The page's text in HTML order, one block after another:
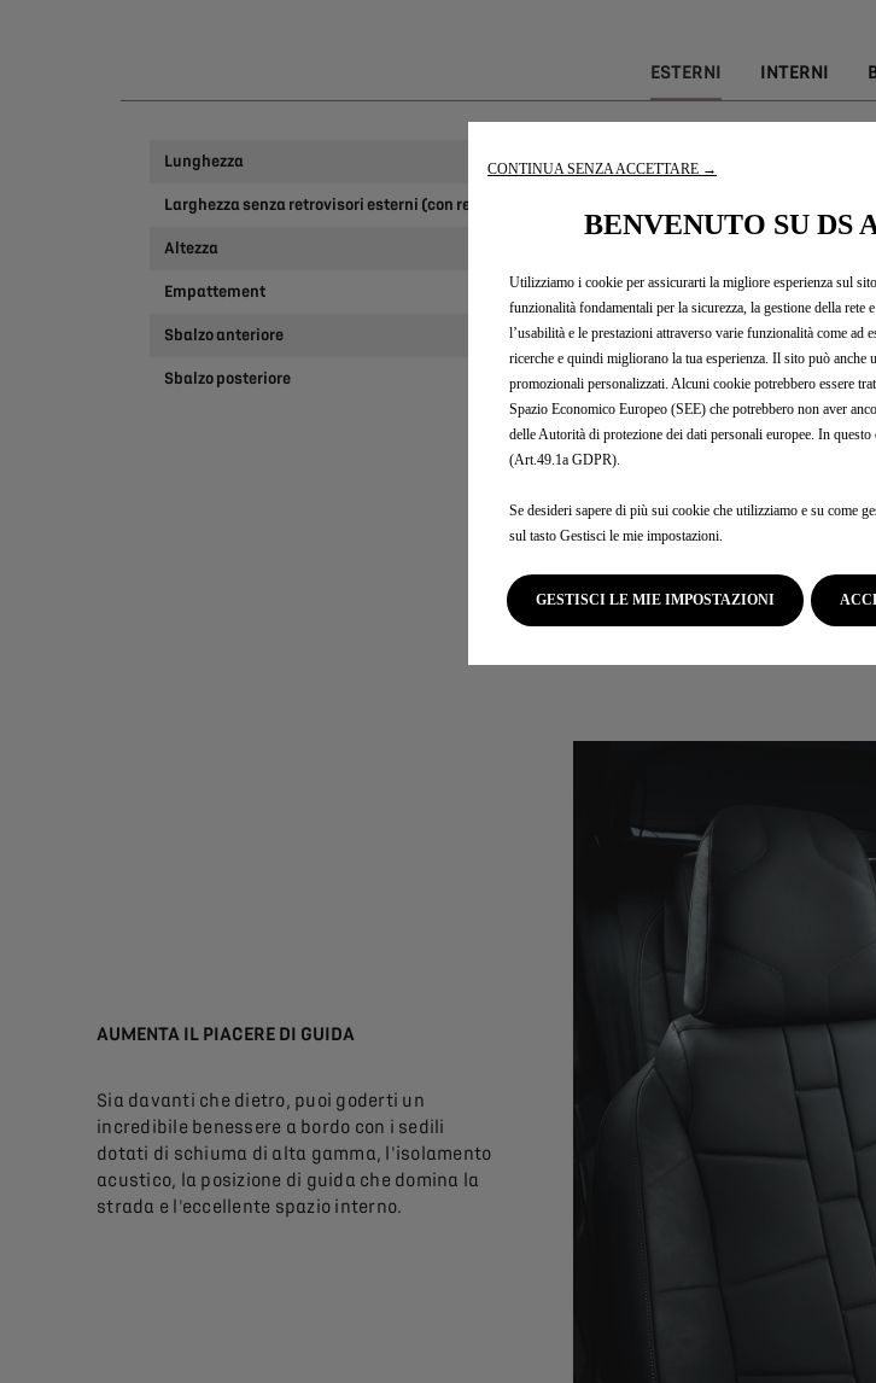
ESTERNI INTERNI
Lunghezza
Larghezza senza retrovisori esterni (con retrovisori esterni)
Altezza
Empattement 2558
Sbalzo anteriore 860
Sbalzo posteriore 700
COMPATTO E
AUMENTA IL PIACERE DI GUIDA
Sia davanti che dietro, puoi goderti un
incredibile benessere a bordo con i sedili
dotati di schiuma di alta gamma, l'isolamento
acustico, la posizione di guida che domina la
strada e l'eccellente spazio interno.
CONTINUA SENZA ACCETTARE →
BENVENUTO SU DS
Utilizziamo i cookie per assicurarti la migliore esperienza sul
funzionalità fondamentali per la sicurezza, la gestione della rete
l’usabilità e le prestazioni attraverso varie funzionalità come
ricerche e quindi migliorano la tua esperienza. Il sito può
promozionali personalizzati. Alcuni cookie potrebbero essere
Spazio Economico Europeo (SEE) che potrebbero non aver
delle Autorità di protezione dei dati personali europee. In
(Art.49.1a GDPR).
Se desideri sapere di più sui cookie che utilizziamo e su come
sul tasto Gestisci le mie impostazioni.
GESTISCI LE MIE IMPOSTAZIONI